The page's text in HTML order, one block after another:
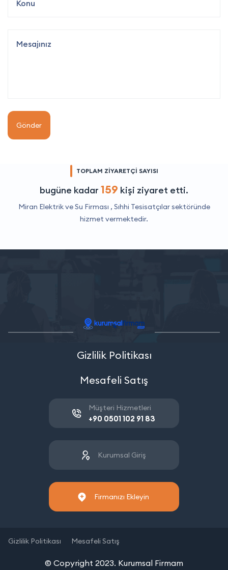
Gönder
TOPLAM ZİYARETÇİ SAYISI
bugüne kadar 159 kişi ziyaret etti.
Miran Elektrik ve Su Firması , Sıhhi Tesisatçılarsektöründe
hizmet vermektedir.
Gizlilik Politikası
Mesafeli Satış
Müşteri Hizmetleri
+90 0501 102 91 83
Kurumsal Giriş
Firmanızı Ekleyin
© Copyright 2023. Kurumsal Firmam
Gizlilik Politikası Mesafeli Satış